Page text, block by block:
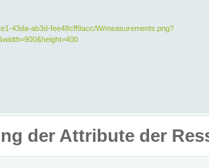
43da-ab3d-fee48cff9acc/W/measurements.png?
der Attribute der